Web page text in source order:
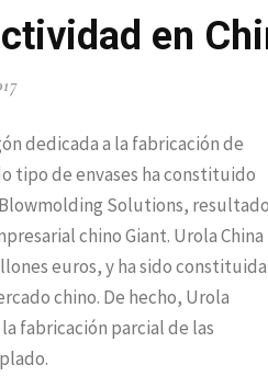
en
dedicada a la fabricación de
tipo de envases ha constituido
Solutions,
chino Giant. Urola China
euros, y ha sido constituida
chino. De hecho, Urola
fabricación parcial de las